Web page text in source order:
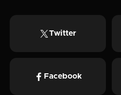
Twitter
Facebook